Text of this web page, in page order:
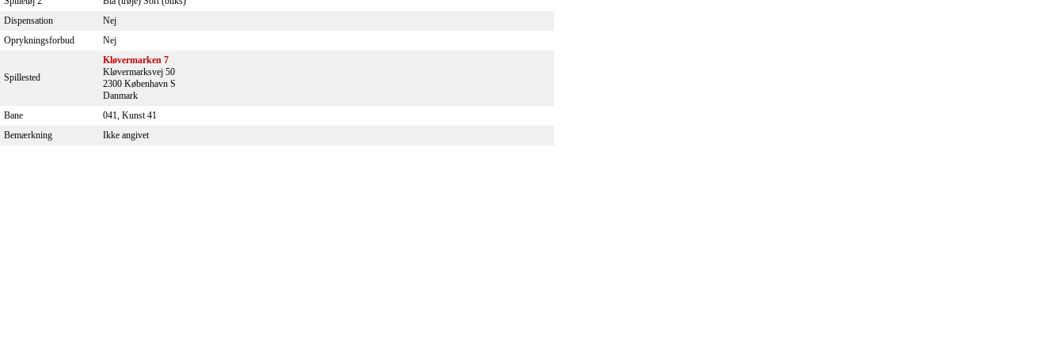
Dispensation
Nej
Oprykningsforbud
Nej
Spillested
Kløvermarken 7
Kløvermarksvej 50
2300 København S
Danmark
Bane
041, Kunst 41
Bemærkning
Ikke angivet